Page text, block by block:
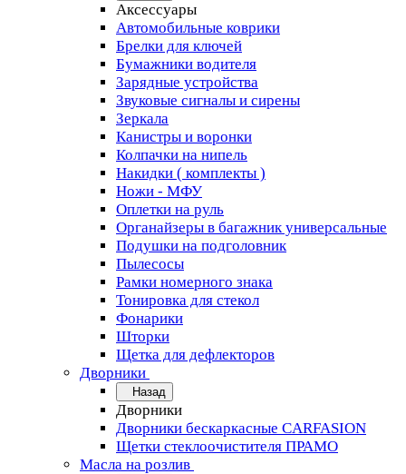
Аксессуары
Автомобильные коврики
Брелки для ключей
Бумажники водителя
Зарядные устройства
Звуковые сигналы и сирены
Зеркала
Канистры и воронки
Колпачки на нипель
Накидки ( комплекты )
Ножи - МФУ
Оплетки на руль
Органайзеры в багажник универсальные
Подушки на подголовник
Пылесосы
Рамки номерного знака
Тонировка для стекол
Фонарики
Шторки
Щетка для дефлекторов
Дворники
Назад
Дворники
Дворники бескаркасные CARFASION
Щетки стеклоочистителя ПРАМО
Масла на розлив